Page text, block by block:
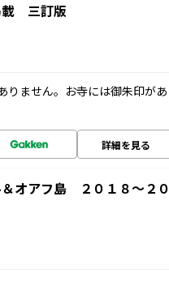
載 三訂版
りません。お寺には御朱印があ
詳細を見る
オアフ島 ２０１８～２０